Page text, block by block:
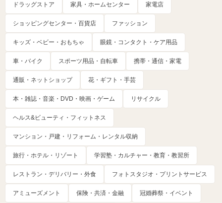
ドラッグストア 家具・ホームセンター 家電店
ショッピングセンター・百貨店 ファッション
キッズ・ベビー・おもちゃ 眼鏡・コンタクト・ケア用品
車・バイク スポーツ用品・自転車 携帯・通信・家電
通販・ネットショップ 花・ギフト・手芸
本・雑誌・音楽・DVD・映画・ゲーム リサイクル
ヘルス&ビューティ・フィットネス
マンション・戸建・リフォーム・レンタル収納
旅行・ホテル・リゾート 学習塾・カルチャー・教育・教習所
レストラン・デリバリー・外食 フォトスタジオ・プリントサービス
アミューズメント 保険・共済・金融 冠婚葬祭・イベント